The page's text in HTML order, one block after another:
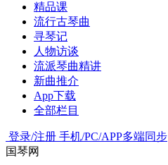
精品课
流行古琴曲
寻琴记
人物访谈
流派琴曲精讲
新曲推介
App下载
全部栏目
登录/注册 手机/PC/APP多端同步
国琴网